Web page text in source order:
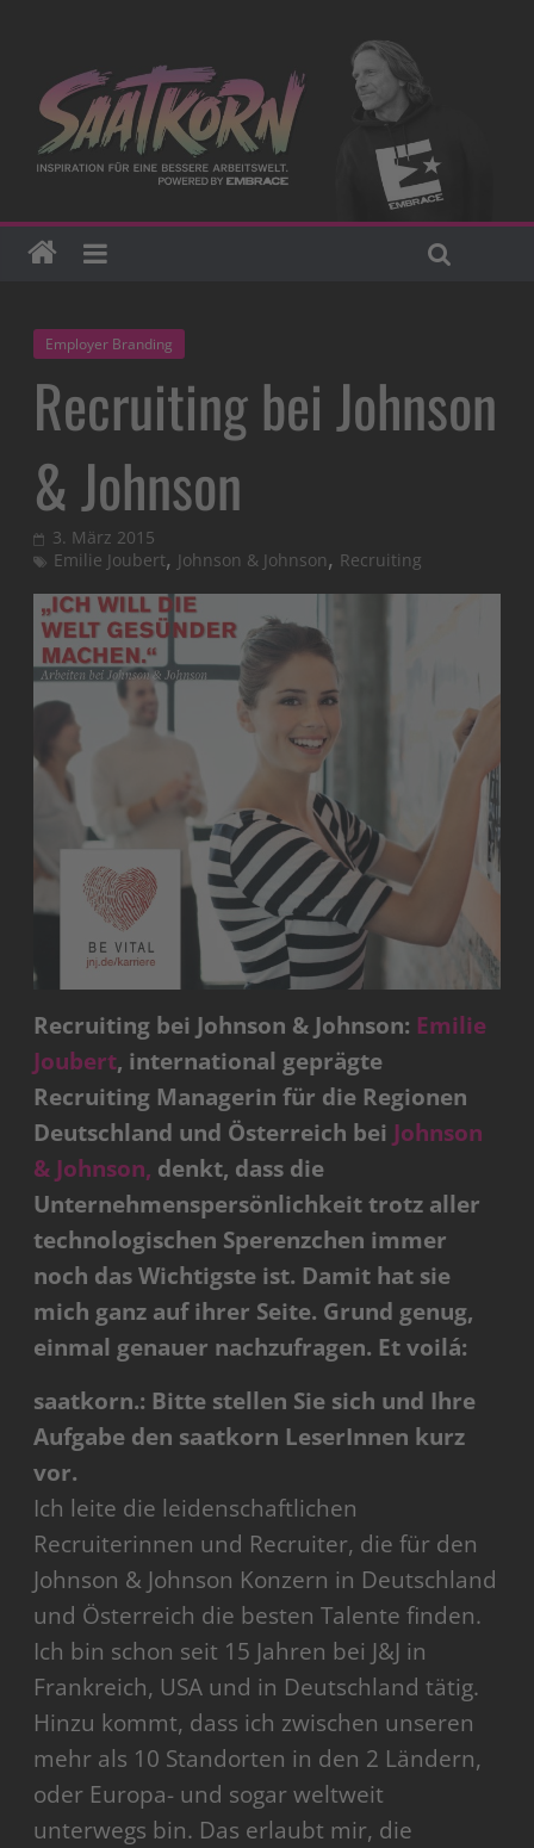
Employer Branding
Recruiting bei Johnson
& Johnson
3. März 2015
Emilie Joubert, Johnson & Johnson, Recruiting
Recruiting bei Johnson & Johnson: Emilie
Joubert, international geprägte
Recruiting Managerin für die Regionen
Deutschland und Österreich bei Johnson
& Johnson, denkt, dass die
Unternehmenspersönlichkeit trotz aller
technologischen Sperenzchen immer
noch das Wichtigste ist. Damit hat sie
mich ganz auf ihrer Seite. Grund genug,
einmal genauer nachzufragen. Et voilá:
saatkorn.: Bitte stellen Sie sich und Ihre
Aufgabe den saatkorn LeserInnen kurz
vor.
Ich leite die leidenschaftlichen
Recruiterinnen und Recruiter, die für den
Johnson & Johnson Konzern in Deutschland
und Österreich die besten Talente finden.
Ich bin schon seit 15 Jahren bei J&J in
Frankreich, USA und in Deutschland tätig.
Hinzu kommt, dass ich zwischen unseren
mehr als 10 Standorten in den 2 Ländern,
oder Europa- und sogar weltweit
unterwegs bin. Das erlaubt mir, die